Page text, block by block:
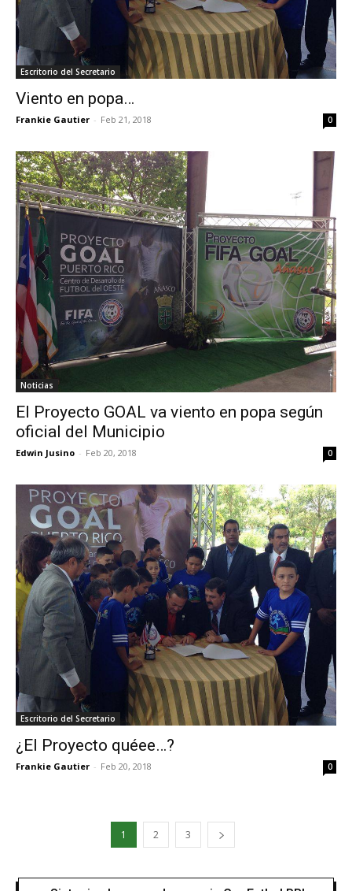
Escritorio del Secretario
Viento en popa…
Frankie Gautier - Feb 21, 2018 0
Noticias
El Proyecto GOAL va viento en popa según
oficial del Municipio
Edwin Jusino - Feb 20, 2018 0
Escritorio del Secretario
¿El Proyecto quéee…?
Frankie Gautier - Feb 20, 2018 0
1 2 3